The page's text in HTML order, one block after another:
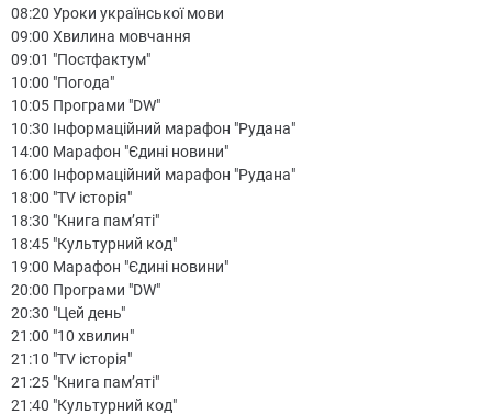
08:20 Уроки української мови
09:00 Хвилина мовчання
09:01 "Постфактум"
10:00 "Погода"
10:05 Програми "DW"
10:30 Інформаційний марафон "Рудана"
14:00 Марафон "Єдині новини"
16:00 Інформаційний марафон "Рудана"
18:00 "TV історія"
18:30 "Книга пам’яті"
18:45 "Культурний код"
19:00 Марафон "Єдині новини"
20:00 Програми "DW"
20:30 "Цей день"
21:00 "10 хвилин"
21:10 "TV історія"
21:25 "Книга пам’яті"
21:40 "Культурний код"